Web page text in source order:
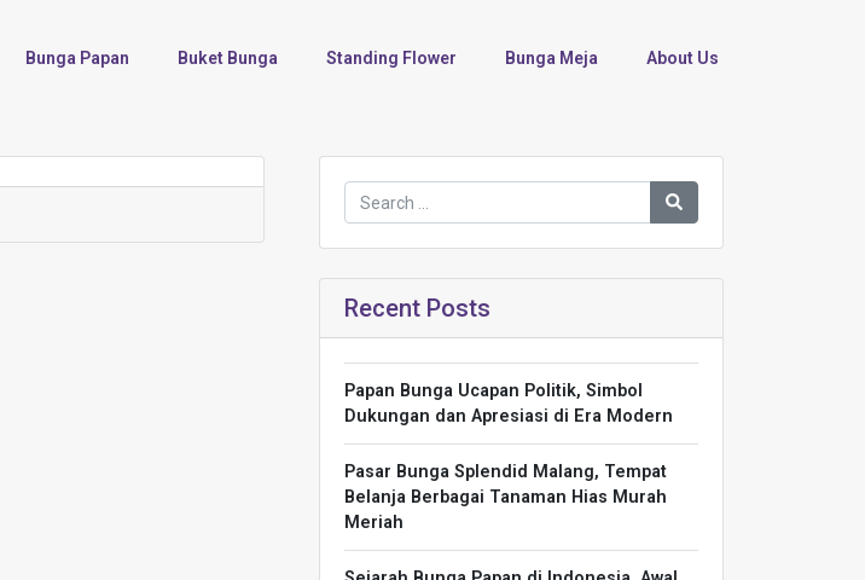
Bunga Papan Buket Bunga Standing Flower Bunga Meja About Us
Recent Posts
Papan Bunga Ucapan Politik, Simbol
Dukungan dan Apresiasi di Era Modern
Pasar Bunga Splendid Malang, Tempat
Belanja Berbagai Tanaman Hias Murah
Meriah